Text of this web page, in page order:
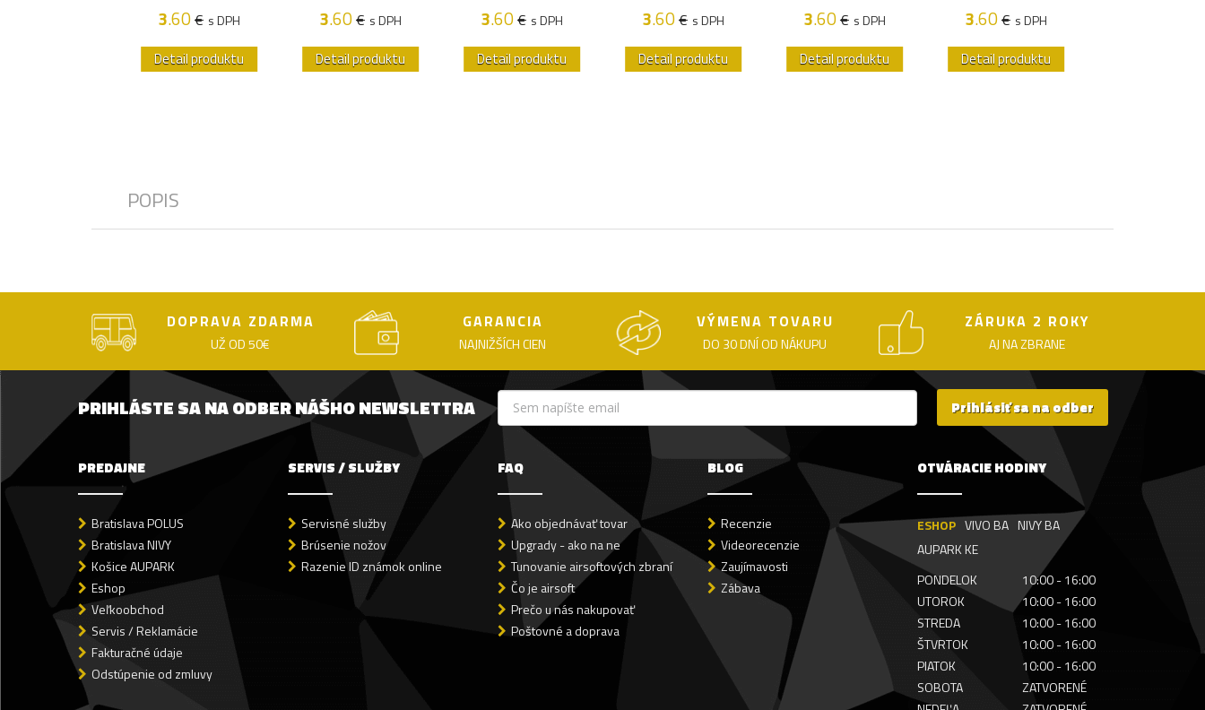
3.60€ s DPH
Detail produktu
3.60€ s DPH
Detail produktu
3.60€ s DPH
Detail produktu
3.60€ s DPH
Detail produktu
3.60€ s DPH
Detail produktu
3.60€ s DPH
Detail produktu
POPIS
DOPRAVA ZDARMA
UŽ OD 50€
GARANCIA
NAJNIŽŠÍCH CIEN
VÝMENA TOVARU
DO 30 DNÍ OD NÁKUPU
ZÁRUKA 2 ROKY
AJ NA ZBRANE
PRIHLÁSTE SA NA ODBER NÁŠHO NEWSLETTRA Prihlásiť sa na odber
PREDAJNE
Bratislava POLUS
Bratislava NIVY
Košice AUPARK
Eshop
Veľkoobchod
Servis / Reklamácie
Fakturačné údaje
Odstúpenie od zmluvy
SERVIS / SLUŽBY
Servisné služby
Brúsenie nožov
Razenie ID známok online
FAQ
Ako objednávať tovar
Upgrady - ako na ne
Tunovanie airsoftových zbraní
Čo je airsoft
Prečo u nás nakupovať
Poštovné a doprava
BLOG
Recenzie
Videorecenzie
Zaujímavosti
Zábava
OTVÁRACIE HODINY
ESHOP VIVO BA NIVY BA
AUPARK KE
PONDELOK
10:00 - 16:00
UTOROK
10:00 - 16:00
STREDA
10:00 - 16:00
ŠTVRTOK
10:00 - 16:00
PIATOK
10:00 - 16:00
SOBOTA
ZATVORENÉ